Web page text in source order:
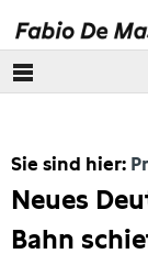
Europäisches
Themen
Sie sind hier:
Neues
Bahn